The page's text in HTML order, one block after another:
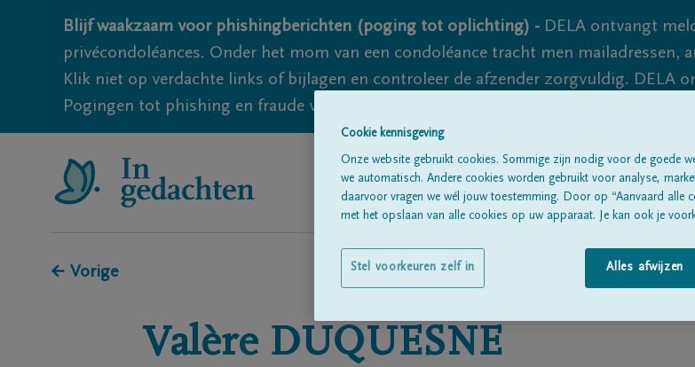
Blijf waakzaam voor phishingberichten (poging tot oplichting) - DELA ontvangt
privécondoléances. Onder het mom van een condoléance tracht men mailadressen,
Klik niet op verdachte links of bijlagen en controleer de afzender zorgvuldig. DELA
Pogingen tot phishing en fraude vallen echter nooit volledig uit te sluiten, dus blijf
Alle
← Vorige
Valère DUQUESNE
Cookie kennisgeving
Onze website gebruikt cookies. Sommige zijn nodig voor de goede
we automatisch. Andere cookies worden gebruikt voor analyse,
daarvoor vragen we wél jouw toestemming. Door op “Aanvaard alle
met het opslaan van alle cookies op uw apparaat. Je kan ook je
Alles afwijzen
Stel voorkeuren zelf in